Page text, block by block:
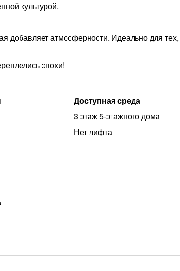
культурой.
добавляет атмосферности. Идеально для тех,
эпохи!
Доступная среда
3 этаж 5-этажного дома
Нет лифта